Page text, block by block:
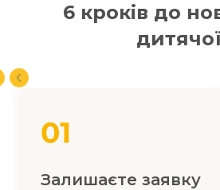
6 кроків до
дитячої
Залишаєте заявку